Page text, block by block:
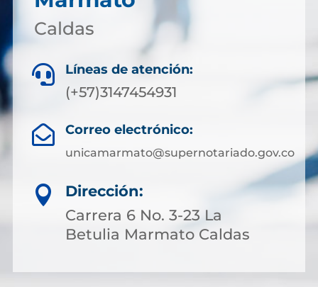
Caldas
 Líneas de atención:
(+57)3147454931
 Correo electrónico:
unicamarmato@supernotariado.gov.co

Dirección:
Carrera 6 No. 3-23 La
Betulia Marmato Caldas